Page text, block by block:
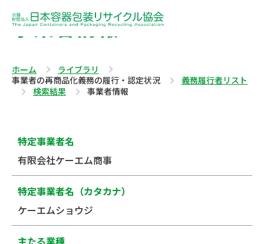
事業者情報
ホーム
ライブラリ
事業者の再商品化義務の履行・認定状況
義務履行者リスト
検索結果
事業者情報
特定事業者名
有限会社ケーエム商事
特定事業者名（カタカナ）
ケーエムショウジ
主たる業種